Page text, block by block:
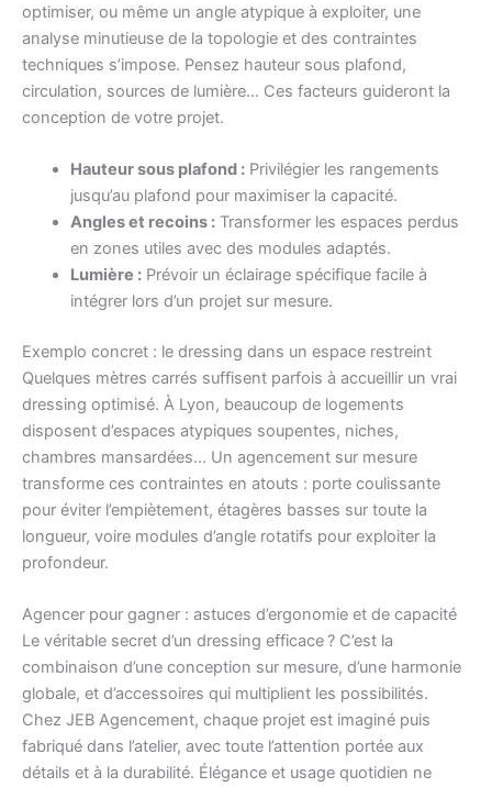
optimiser, ou même un angle atypique à exploiter, une
analyse minutieuse de la topologie et des contraintes
techniques s’impose. Pensez hauteur sous plafond,
circulation, sources de lumière… Ces facteurs guideront la
conception de votre projet.
Hauteur sous plafond :Privilégier les rangements
jusqu’au plafond pour maximiser la capacité.
Angles et recoins :Transformer les espaces perdus
en zones utiles avec des modules adaptés.
Lumière :Prévoir un éclairage spécifique facile à
intégrer lors d’un projet sur mesure.
Exemplo concret : le dressing dans un espace restreint
Quelques mètres carrés suffisent parfois à accueillir un vrai
dressing optimisé. À Lyon, beaucoup de logements
disposent d’espaces atypiques soupentes, niches,
chambres mansardées… Un agencement sur mesure
transforme ces contraintes en atouts : porte coulissante
pour éviter l’empiètement, étagères basses sur toute la
longueur, voire modules d’angle rotatifs pour exploiter la
profondeur.
Agencer pour gagner : astuces d’ergonomie et de capacité
Le véritable secret d’un dressing efficace ? C’est la
combinaison d’une conception sur mesure, d’une harmonie
globale, et d’accessoires qui multiplient les possibilités.
Chez JEB Agencement, chaque projet est imaginé puis
fabriqué dans l’atelier, avec toute l’attention portée aux
détails et à la durabilité. Élégance et usage quotidien ne